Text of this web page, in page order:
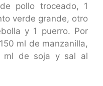
pollo troceado, 1
verde grande, otro
y 1 puerro. Por
ml de manzanilla,
ml de soja y sal al